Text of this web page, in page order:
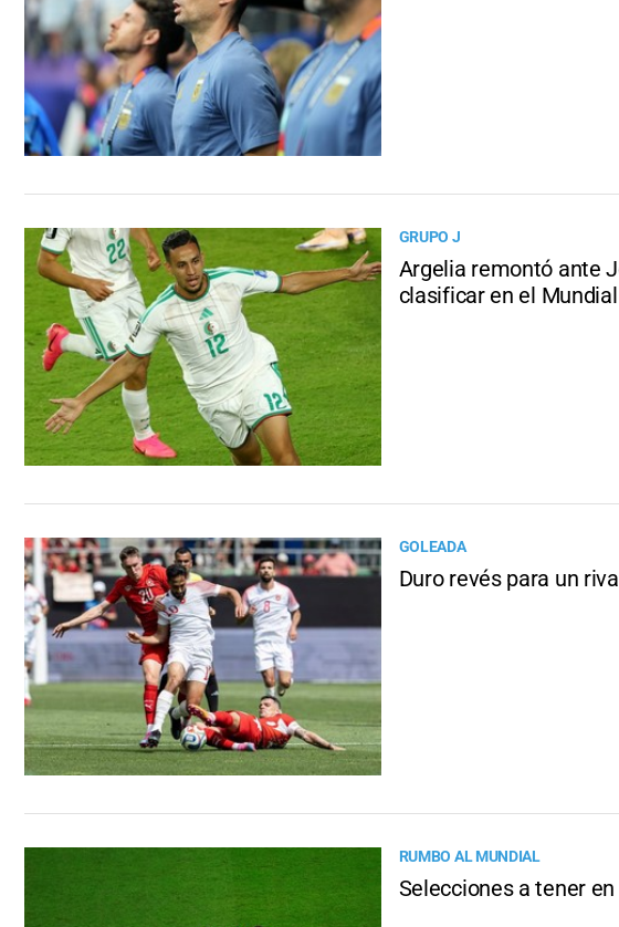
GRUPO J
Argelia remontó ante
clasificar en el
GOLEADA
Duro revés para un
RUMBO AL MUNDIAL
Selecciones a tener